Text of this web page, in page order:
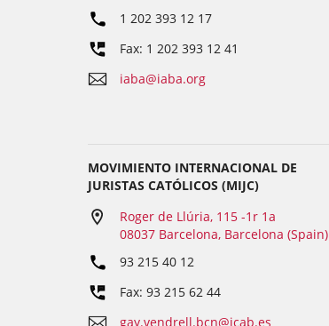
1 202 393 12 17
Fax: 1 202 393 12 41
iaba@iaba.org
MOVIMIENTO INTERNACIONAL DE
JURISTAS CATÓLICOS (MIJC)
Roger de Llúria, 115 -1r 1a
08037 Barcelona, Barcelona (Spain)
93 215 40 12
Fax: 93 215 62 44
gay.vendrell.bcn@icab.es